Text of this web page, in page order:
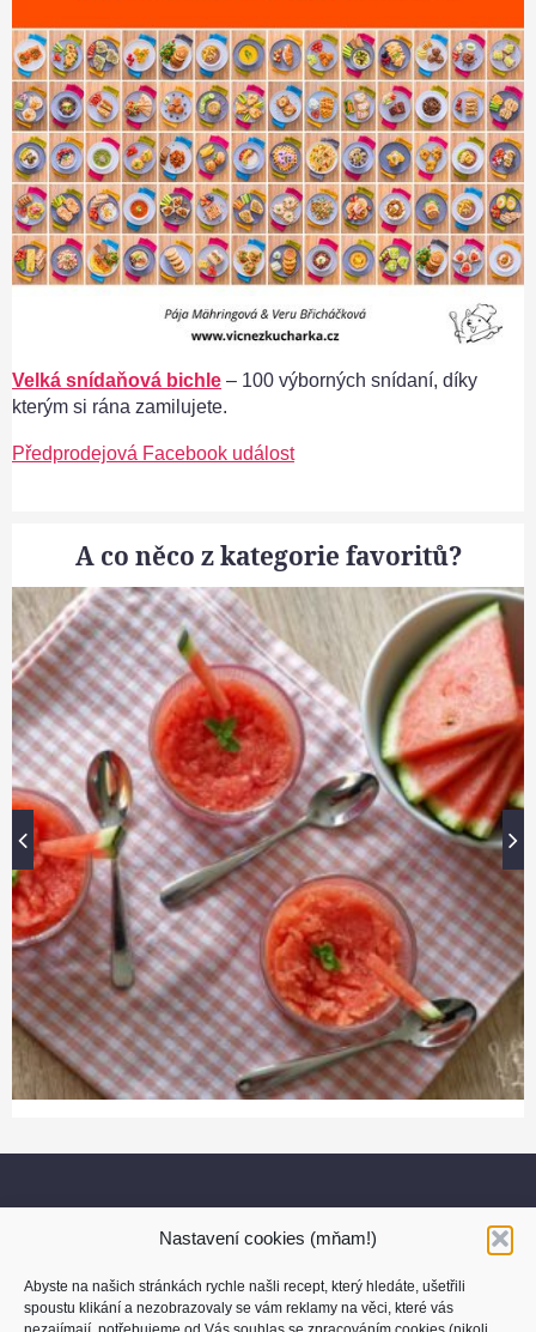
Nastavení cookies (mňam!)
Abyste na našich stránkách rychle našli recept, který hledáte, ušetřili
spoustu klikání a nezobrazovaly se vám reklamy na věci, které vás
Velká snídaňová bichle – 100 výborných snídaní, díky
kterým si rána zamilujete.
Předprodejová Facebook událost
A co něco z kategorie favoritů?